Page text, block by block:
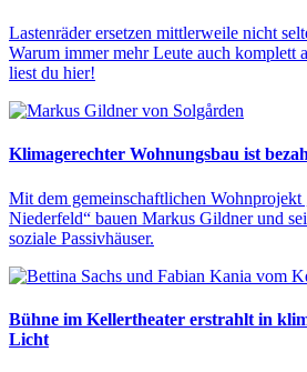
Lastenräder ersetzen mittlerweile nicht
Warum immer mehr Leute auch komplett
liest du hier!
Klimagerechter Wohnungsbau ist
Mit dem gemeinschaftlichen Wohnprojekt
Niederfeld“ bauen Markus Gildner und
soziale Passivhäuser.
Bühne im Kellertheater erstrahlt in
Licht